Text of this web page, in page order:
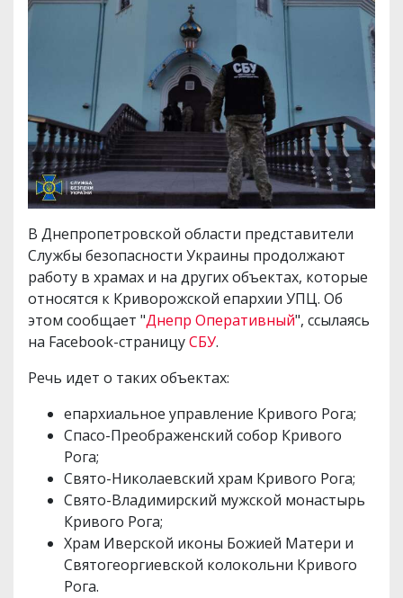
В Днепропетровской области представители
Службы безопасности Украины продолжают
работу в храмах и на других объектах, которые
относятся к Криворожской епархии УПЦ. Об
этом сообщает "Днепр Оперативный", ссылаясь
на Facebook-страницуСБУ.
Речь идет о таких объектах:
епархиальное управление Кривого Рога;
Спасо-Преображенский собор Кривого
Рога;
Свято-Николаевский храм Кривого Рога;
Свято-Владимирский мужской монастырь
Кривого Рога;
Храм Иверской иконы Божией Матери и
Святогеоргиевской колокольни Кривого
Рога.